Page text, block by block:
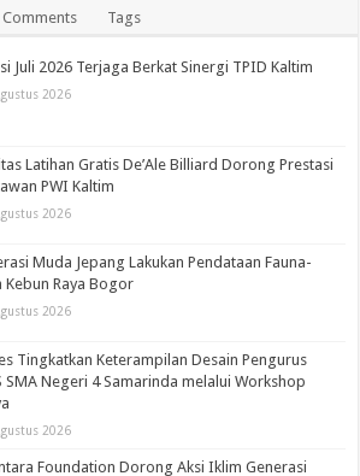
Comments Tags
Juli 2026 Terjaga Berkat Sinergi TPID Kaltim
2026
Latihan Gratis De’Ale Billiard Dorong Prestasi
PWI Kaltim
2026
Muda Jepang Lakukan Pendataan Fauna-
Kebun Raya Bogor
2026
Tingkatkan Keterampilan Desain Pengurus
SMA Negeri 4 Samarinda melalui Workshop
2026
Foundation Dorong Aksi Iklim Generasi